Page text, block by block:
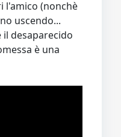
l'amico (nonchè
uscendo...
desaparecido
è una